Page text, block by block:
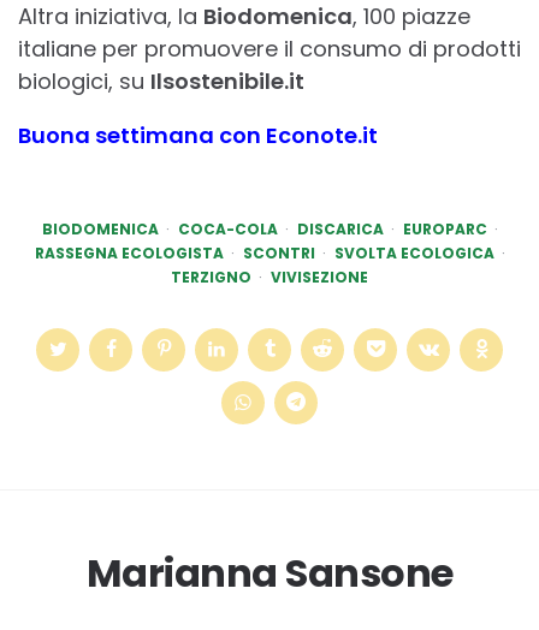
Altra iniziativa, la Biodomenica, 100 piazze
italiane per promuovere il consumo di prodotti
biologici, su Ilsostenibile.it
Buona settimana con Econote.it
BIODOMENICA COCA-COLA DISCARICA
EUROPARC
RASSEGNA ECOLOGISTA
SCONTRI
SVOLTA ECOLOGICA
TERZIGNO
VIVISEZIONE
Marianna Sansone